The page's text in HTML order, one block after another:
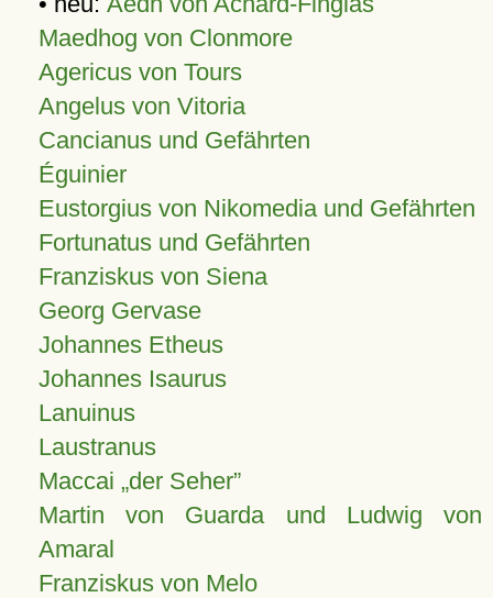
Maedhog von Clonmore
Agericus von Tours
Angelus von Vitoria
Cancianus und Gefährten
Éguinier
Eustorgius von Nikomedia und Gefährten
Fortunatus und Gefährten
Franziskus von Siena
Georg Gervase
Johannes Etheus
Johannes Isaurus
Lanuinus
Laustranus
Maccai „der Seher”
Martin von Guarda und Ludwig von
Amaral
Franziskus von Melo